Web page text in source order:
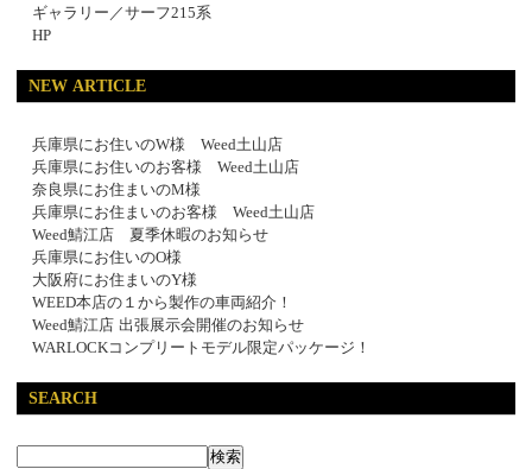
ギャラリー／サーフ215系
HP
NEW ARTICLE
兵庫県にお住いのW様 Weed土山店
兵庫県にお住いのお客様 Weed土山店
奈良県にお住まいのM様
兵庫県にお住まいのお客様 Weed土山店
Weed鯖江店 夏季休暇のお知らせ
兵庫県にお住いのO様
大阪府にお住まいのY様
WEED本店の１から製作の車両紹介！
Weed鯖江店 出張展示会開催のお知らせ
WARLOCKコンプリートモデル限定パッケージ！
SEARCH